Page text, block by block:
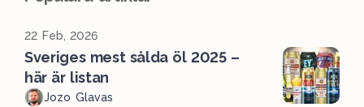
22 Feb, 2026
Sveriges mest sålda öl 2025 –
här är listan
Jozo Glavas